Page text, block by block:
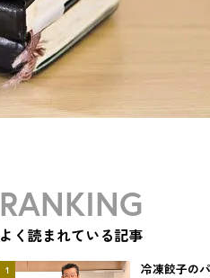
RANKING
よく読まれている記事
1
冷凍餃子の